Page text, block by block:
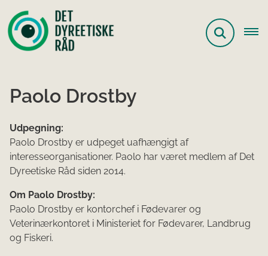
Paolo Drostby
Udpegning:
Paolo Drostby er udpeget uafhængigt af
interesseorganisationer. Paolo har været medlem af Det
Dyreetiske Råd siden 2014.
Om Paolo Drostby:
Paolo Drostby er kontorchef i Fødevarer og
Veterinærkontoret i Ministeriet for Fødevarer, Landbrug
og Fiskeri.